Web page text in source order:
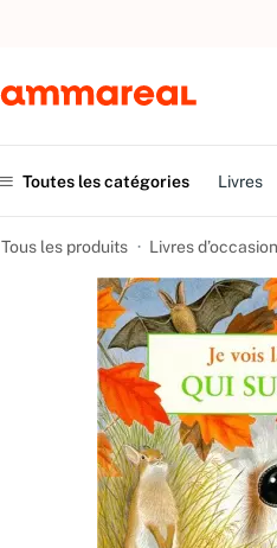
Toutes les catégories Livres
Tous les produits Livres d’occasion